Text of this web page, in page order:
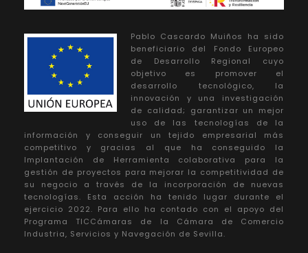
Pablo Cascardo Muiños ha sido
beneficiario del Fondo Europeo
de Desarrollo Regional cuyo
objetivo es promover el
desarrollo tecnológico, la
innovación y una investigación
de calidad; garantizar un mejor
uso de las tecnologías de la
información y conseguir un tejido empresarial más
competitivo y gracias al que ha conseguido la
Implantación de Herramienta colaborativa para la
gestión de proyectos para mejorar la competitividad de
su negocio a través de la incorporación de nuevas
tecnologías. Esta acción ha tenido lugar durante el
ejercicio 2022. Para ello ha contado con el apoyo del
Programa TICCámaras de la Cámara de Comercio
Industria, Servicios y Navegación de Sevilla.